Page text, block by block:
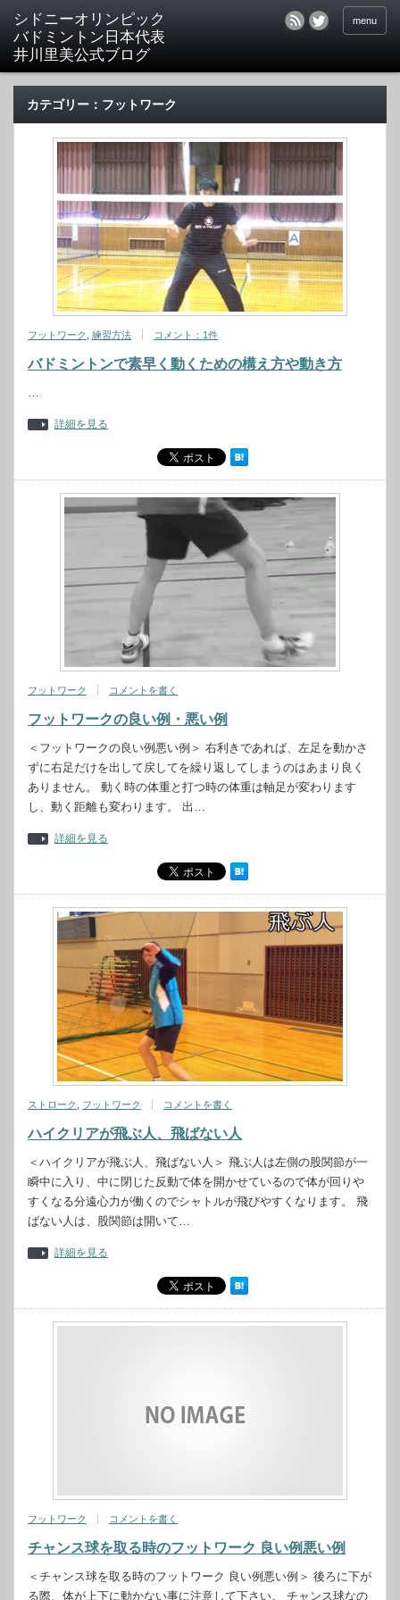
シドニーオリンピック
バドミントン日本代表
井川里美公式ブログ
menu
カテゴリー：フットワーク
フットワーク 練習方法 コメント：1件
バドミントンで素早く動くための構え方や動き方
…
詳細を見る
フットワーク コメントを書く
フットワークの良い例・悪い例
＜フットワークの良い例悪い例＞ 右利きであれば、左足を動かさ
ずに右足だけを出して戻してを繰り返してしまうのはあまり良く
ありません。 動く時の体重と打つ時の体重は軸足が変わります
し、動く距離も変わります。 出…
詳細を見る
ストローク フットワーク コメントを書く
ハイクリアが飛ぶ人、飛ばない人
＜ハイクリアが飛ぶ人、飛ばない人＞ 飛ぶ人は左側の股関節が一
瞬中に入り、中に閉じた反動で体を開かせているので体が回りや
すくなる分遠心力が働くのでシャトルが飛びやすくなります。 飛
ばない人は、股関節は開いて…
詳細を見る
フットワーク コメントを書く
チャンス球を取る時のフットワーク 良い例悪い例
＜チャンス球を取る時のフットワーク 良い例悪い例＞ 後ろに下が
る際、体が上下に動かない事に注意して下さい。 チャンス球なの